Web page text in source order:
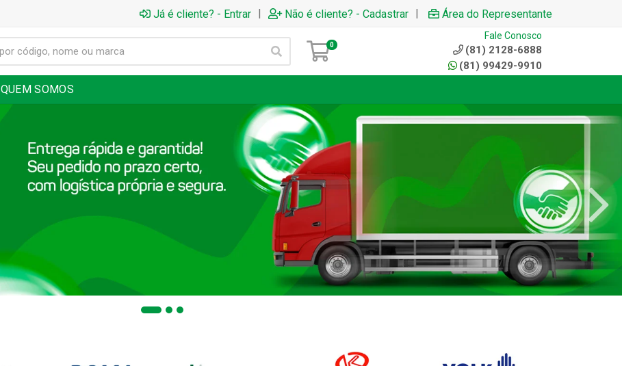
Já é cliente? - Entrar | Não é cliente? - Cadastrar | Área do Representante
0
Fale Conosco
(81) 2128-6888
(81) 99429-9910
QUEM SOMOS